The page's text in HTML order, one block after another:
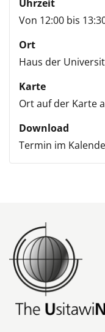
Uhrzeit
Von 12:00 bis
Ort
Haus der
Karte
Ort auf der Karte
Download
Termin im